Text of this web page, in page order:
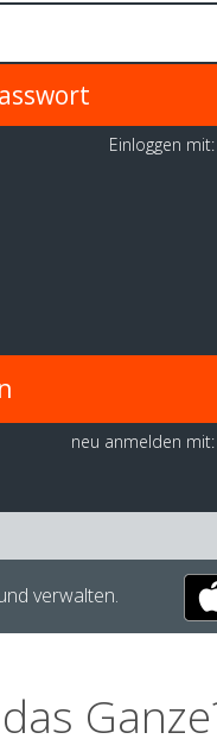
Einloggen
neu anmelden mit:
verwalten.